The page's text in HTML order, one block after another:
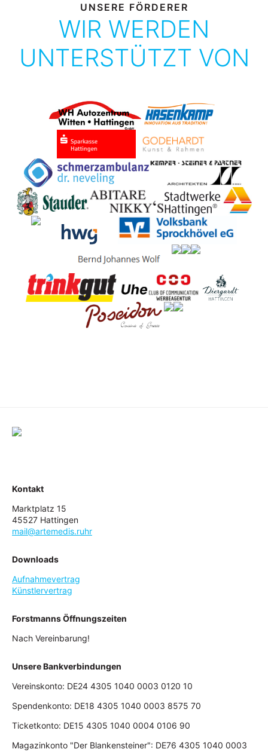
UNSERE FÖRDERER
WIR WERDEN
UNTERSTÜTZT VON
Kontakt
Marktplatz 15
45527 Hattingen
mail@artemedis.ruhr
Downloads
Aufnahmevertrag
Künstlervertrag
Forstmanns Öffnungszeiten
Nach Vereinbarung!
Unsere Bankverbindungen
Vereinskonto: DE24 4305 1040 0003 0120 10
Spendenkonto: DE18 4305 1040 0003 8575 70
Ticketkonto: DE15 4305 1040 0004 0106 90
Magazinkonto "Der Blankensteiner": DE76 4305 1040 0003